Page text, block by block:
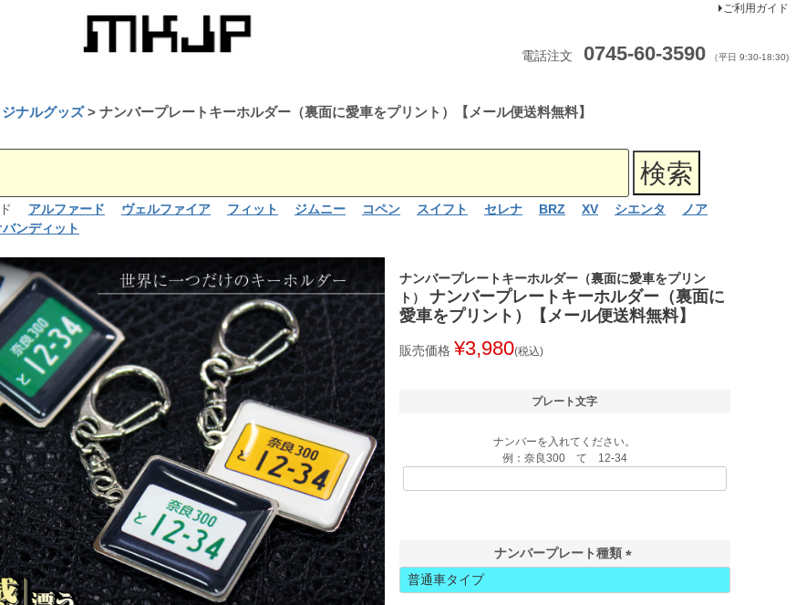
ご利用ガイド
電話注文 0745-60-3590 （平日 9:30-18:30)
ナルグッズ ナンバープレートキーホルダー（裏面に愛車をプリント）【メール便送料無料】
ド アルファード ヴェルファイア フィット ジムニー コペン スイフト セレナ BRZ XV シエンタ
ノア
バンディット
ナンバープレートキーホルダー（裏面に愛車をプリン
ト）
ナンバープレートキーホルダー（裏面に
愛車をプリント）【メール便送料無料】
販売価格 ¥3,980 税込
プレート文字
ナンバーを入れてください。
例：奈良300 て 12-34
ナンバープレート種類
必